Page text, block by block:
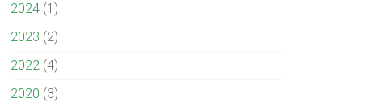
2024 (1)
2023 (2)
2022 (4)
2020 (3)